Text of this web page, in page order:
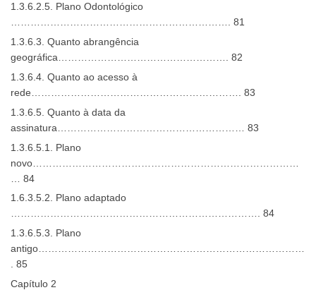
1.3.6.2.5. Plano Odontológico
…………………………………………………………. 81
1.3.6.3. Quanto abrangência
geográfica……………………………………………. 82
1.3.6.4. Quanto ao acesso à
rede………………………………………………………. 83
1.3.6.5. Quanto à data da
assinatura………………………………………………… 83
1.3.6.5.1. Plano
novo………………………………………………………………………
… 84
1.6.3.5.2. Plano adaptado
…………………………………………………………………. 84
1.3.6.5.3. Plano
antigo………………………………………………………………………
. 85
Capítulo 2